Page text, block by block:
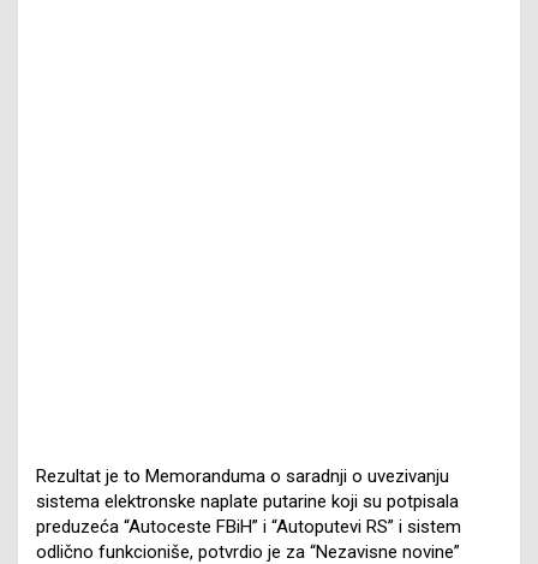
Rezultat je to Memoranduma o saradnji o uvezivanju
sistema elektronske naplate putarine koji su potpisala
preduzeća “Autoceste FBiH” i “Autoputevi RS” i sistem
odlično funkcioniše, potvrdio je za “Nezavisne novine”